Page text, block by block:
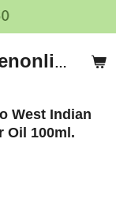
Medicinalekruidenonline.nl
West Indian
Oil 100ml.